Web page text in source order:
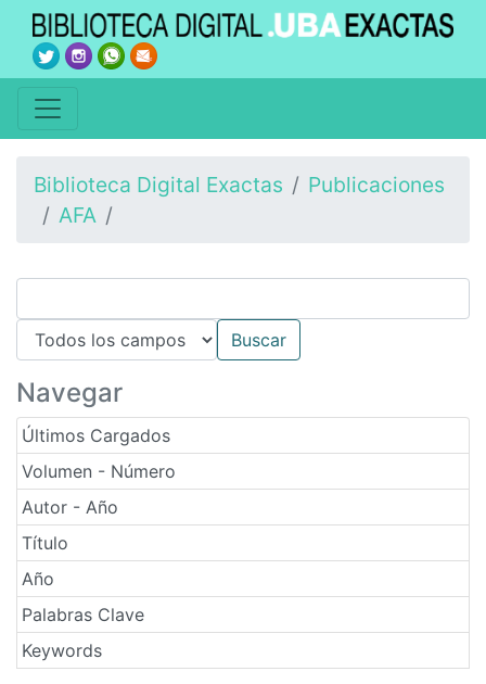
Biblioteca Digital Exactas
Publicaciones
AFA
Navegar
Últimos Cargados
Volumen - Número
Autor - Año
Título
Año
Palabras Clave
Keywords